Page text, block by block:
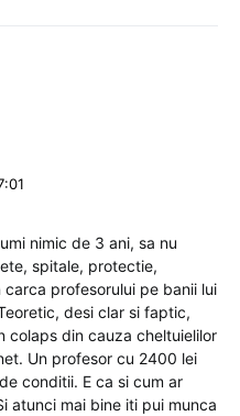
nimic de 3 ani, sa nu
spitale, protectie,
profesorului pe banii lui
desi clar si faptic,
colaps din cauza cheltuielilor
Un profesor cu 2400 lei
conditii. E ca si cum ar
atunci mai bine iti pui munca